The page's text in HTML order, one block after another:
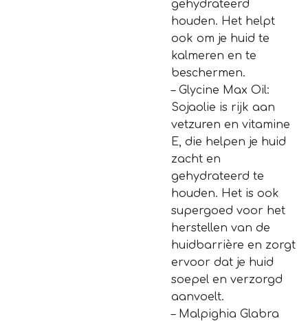
gehydrateerd
houden. Het helpt
ook om je huid te
kalmeren en te
beschermen.
– Glycine Max Oil:
Sojaolie is rijk aan
vetzuren en vitamine
E, die helpen je huid
zacht en
gehydrateerd te
houden. Het is ook
supergoed voor het
herstellen van de
huidbarrière en zorgt
ervoor dat je huid
soepel en verzorgd
aanvoelt.
– Malpighia Glabra